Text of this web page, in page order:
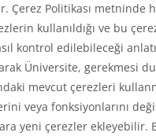
Çerez Politikası metninde
kullanıldığı ve bu
kontrol edilebileceği
Üniversite, gerekmesi
mevcut çerezleri
veya fonksiyonlarını
yeni çerezler ekleyebilir.